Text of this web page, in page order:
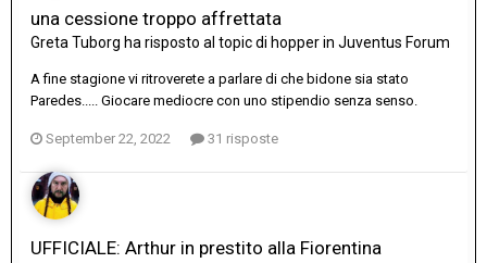
una cessione troppo affrettata
Greta Tuborg ha risposto al topic di hopperin Juventus Forum
A fine stagione vi ritroverete a parlare di che bidone sia stato
Paredes..... Giocare mediocre con uno stipendio senza senso.
September 22, 2022 31 risposte
UFFICIALE: Arthur in prestito alla Fiorentina